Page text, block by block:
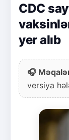
CDC
yer alıb
🎧
versiya